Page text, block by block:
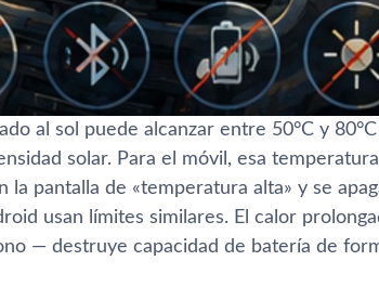
al sol puede alcanzar entre 50°C y
solar. Para el móvil, esa
la pantalla de «temperatura alta» y se
usan límites similares. El calor
— destruye capacidad de batería de